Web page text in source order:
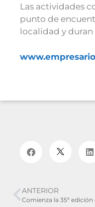
Las actividades
punto de
localidad y duran
ANTERIOR